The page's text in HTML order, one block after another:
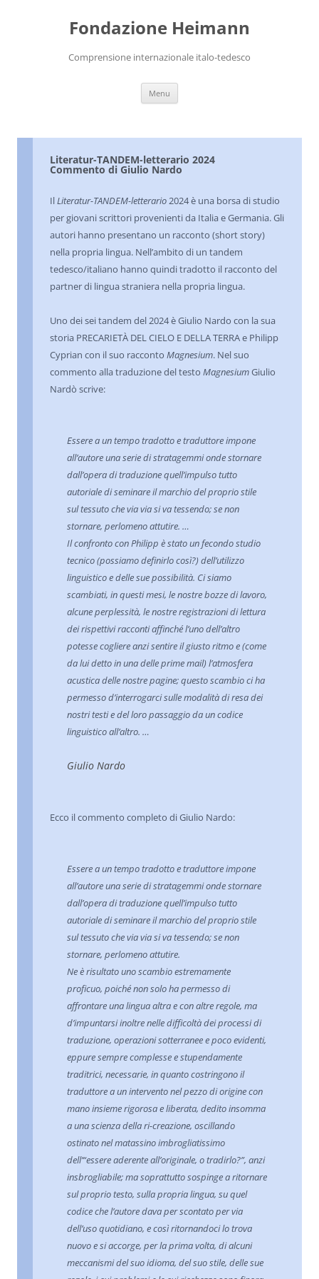
Fondazione Heimann
Comprensione internazionale italo-tedesco
Menu
Literatur-TANDEM-letterario 2024
Commento di Giulio Nardo
IlLiteratur-TANDEM-letterario2024 è una borsa di studio
per giovani scrittori provenienti da Italia e Germania. Gli
autori hanno presentano un racconto (short story)
nella propria lingua. Nell’ambito di un tandem
tedesco/italiano hanno quindi tradotto il racconto del
partner di lingua straniera nella propria lingua.
Uno dei sei tandem del 2024 è Giulio Nardo con la sua
storia PRECARIETÀ DEL CIELO E DELLA TERRAe Philipp
Cyprian con il suo racconto Magnesium. Nel suo
commento alla traduzione del testo MagnesiumGiulio
Nardò scrive:
Essere a un tempo tradotto e traduttore impone
all’autore una serie di stratagemmi onde stornare
dall’opera di traduzione quell’impulso tutto
autoriale di seminare il marchio del proprio stile
sul tessuto che via via si va tessendo; se non
stornare, perlomeno attutire. …
Il confronto con Philipp è stato un fecondo studio
tecnico (possiamo definirlo così?) dell’utilizzo
linguistico e delle sue possibilità. Ci siamo
scambiati, in questi mesi, le nostre bozze di lavoro,
alcune perplessità, le nostre registrazioni di lettura
dei rispettivi racconti affinché l’uno dell’altro
potesse cogliere anzi sentire il giusto ritmo e (come
da lui detto in una delle prime mail) l’atmosfera
acustica delle nostre pagine; questo scambio ci ha
permesso d’interrogarci sulle modalità di resa dei
nostri testi e del loro passaggio da un codice
linguistico all’altro. …
Giulio Nardo
Ecco il commento completo di Giulio Nardo:
Essere a un tempo tradotto e traduttore impone
all’autore una serie di stratagemmi onde stornare
dall’opera di traduzione quell’impulso tutto
autoriale di seminare il marchio del proprio stile
sul tessuto che via via si va tessendo; se non
stornare, perlomeno attutire.
Ne è risultato uno scambio estremamente
proficuo, poiché non solo ha permesso di
affrontare una lingua altra e con altre regole, ma
d’impuntarsi inoltre nelle difficoltà dei processi di
traduzione, operazioni sotterranee e poco evidenti,
eppure sempre complesse e stupendamente
traditrici, necessarie, in quanto costringono il
traduttore a un intervento nel pezzo di origine con
mano insieme rigorosa e liberata, dedito insomma
a una scienza della ri-creazione, oscillando
ostinato nel matassino imbrogliatissimo
dell’“essere aderente all’originale, o tradirlo?”, anzi
insbrogliabile; ma soprattutto sospinge a ritornare
sul proprio testo, sulla propria lingua, su quel
codice che l’autore dava per scontato per via
dell’uso quotidiano, e così ritornandoci lo trova
nuovo e si accorge, per la prima volta, di alcuni
meccanismi del suo idioma, del suo stile, delle sue